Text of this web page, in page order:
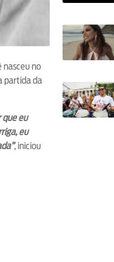
nasceu no
partida da
que eu
eu
, iniciou